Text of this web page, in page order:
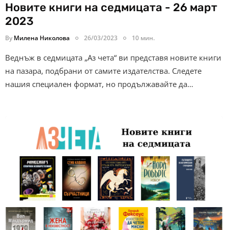
Новите книги на седмицата - 26 март
2023
By Милена Николова 26/03/2023 10 мин.
Веднъж в седмицата „Аз чета“ ви представя новите книги
на пазара, подбрани от самите издателства. Следете
нашия специален формат, но продължавайте да…